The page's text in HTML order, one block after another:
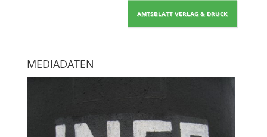
AMTSBLATT VERLAG & DRUCK
MEDIADATEN